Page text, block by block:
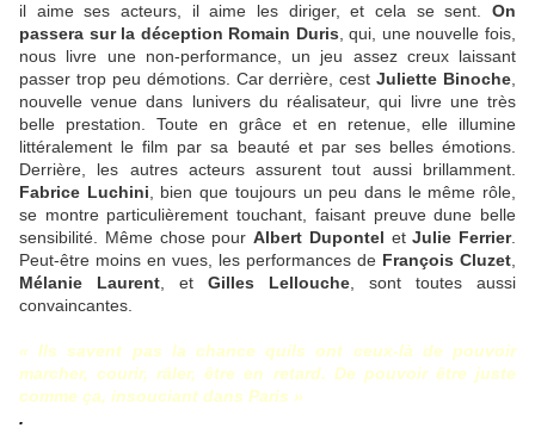
il aime ses acteurs, il aime les diriger, et cela se sent. On
passera sur la déception Romain Duris , qui, une nouvelle fois,
nous livre une non-performance, un jeu assez creux laissant
passer trop peu démotions. Car derrière, cestJuliette Binoche
nouvelle venue dans lunivers du réalisateur, qui livre une très
belle prestation. Toute en grâce et en retenue, elle illumine
littéralement le film par sa beauté et par ses belles émotions.
Derrière, les autres acteurs assurent tout aussi brillamment.
Fabrice Luchini , bien que toujours un peu dans le même rôle,
se montre particulièrement touchant, faisant preuve dune belle
sensibilité. Même chose pour Albert Dupontel etJulie Ferrier.
Peut-être moins en vues, les performances de François Cluzet
Mélanie Laurent , et Gilles Lellouche , sont toutes aussi
convaincantes.
« Ils savent pas la chance quils ont ceux-là de pouvoir
marcher, courir, râler, être en retard. De pouvoir être juste
comme ça, insouciant dans Paris »
.